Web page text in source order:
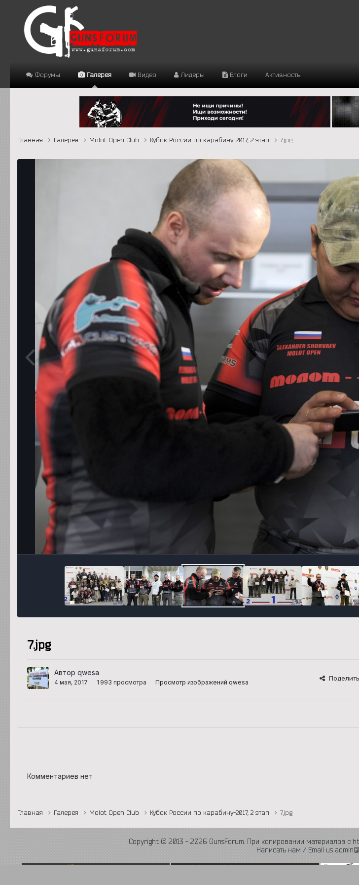
Форумы Галерея Видео Лидеры Блоги Активность
Главная Галерея Molot Open Club Кубок России по карабину-2017, 2 этап 7.jpg
7.jpg
Автор qwesa
4 мая, 2017 1 993 просмотра Просмотр изображений qwesa
Комментариев нет
Главная Галерея Molot Open Club Кубок России по карабину-2017, 2 этап 7.jpg
Copyright © 2013 - 2026 GunsForum. При копировании материалов с
Написать нам / Email us